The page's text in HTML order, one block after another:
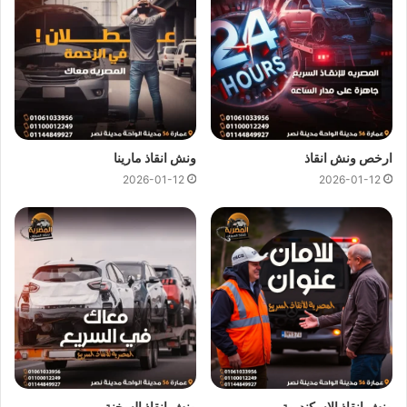
ارخص ونش انقاذ ، اسرع ونش انقاذ ، افضل ونش انقاذ ، اقرب ونش انقاذ ،
انقاذ السيارات ، انقاذ سيارات ، اوناش انقاذ السيارات ، تليفون ونش انقاذ ،
رقم ونش ، رقم ونش أنقاذ ، رقم ونش انقاذ ، ريكفري ، سحب سيارات ، سطحة
، سطحة سيارات ، نجدة طريق ، نقل سيارات ، ونش ، ونش امان ، ونش انقاذ
سريع ، ونش انقاذ قريب ، ونش سيارات ، ونش سيارة ، ونش طريق ، ونش
عربيات ، ونش نجدة ، ونش المصرية
ارخص ونش انقاذ
2026-01-12
ونش انقاذ مارينا
2026-01-12